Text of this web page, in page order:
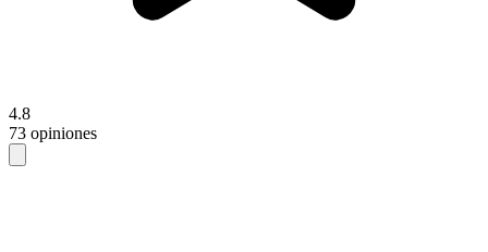
4.8
73 opiniones